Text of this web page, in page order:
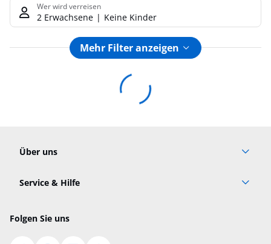
Wer wird verreisen
2 Erwachsene Keine Kinder
Mehr Filter anzeigen
Über uns
Datenschutz
Service & Hilfe
Check-in
Folgen Sie uns